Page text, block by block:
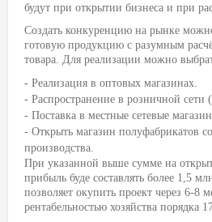
будут при открытии бизнеса и при
Создать конкуренцию на рынке
готовую продукцию с разумным
товара. Для реализации можно
- Реализация в оптовых магазинах.
- Распространение в розничной сети
- Поставка в местные сетевые
- Открыть магазин полуфабрикатов
производства.
При указанной выше сумме на
прибыль буде составлять более 1,5
позволяет окупить проект через 6-8
рентабельностью хозяйства порядка